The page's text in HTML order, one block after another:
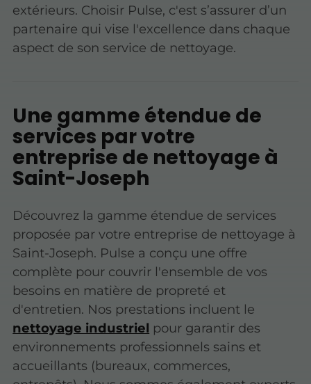
extérieurs. Choisir Pulse, c'est s’assurer d’un
partenaire qui vise l'excellence dans chaque
aspect de son service de nettoyage.
Une gamme étendue de
services par votre
entreprise de nettoyage à
Saint-Joseph
Découvrez la gamme étendue de services
proposée par votre entreprise de nettoyage à
Saint-Joseph. Pulse a conçu une offre
complète pour couvrir l'ensemble de vos
besoins en matière de propreté et
d'entretien. Nos prestations incluent le
nettoyage industriel pour garantir des
environnements professionnels sains et
accueillants (bureaux, commerces,